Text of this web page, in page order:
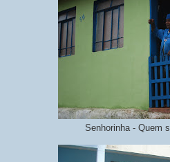
Senhorinha - Quem